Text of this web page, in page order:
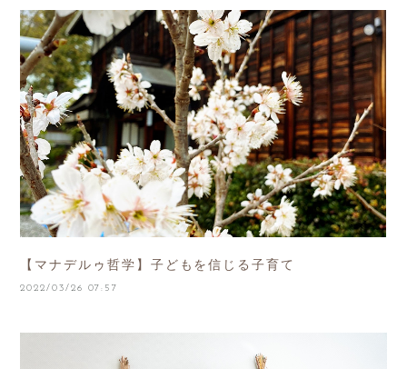
【マナデルゥ哲学】子どもを信じる子育て
2022/03/26 07:57